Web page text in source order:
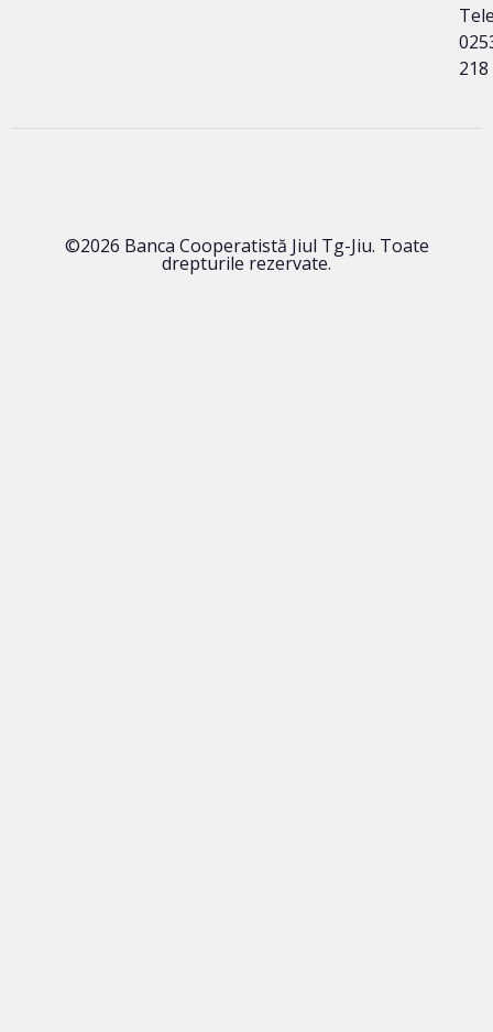
©2026 Banca Cooperatistă Jiul Tg-Jiu. Toate
drepturile rezervate.